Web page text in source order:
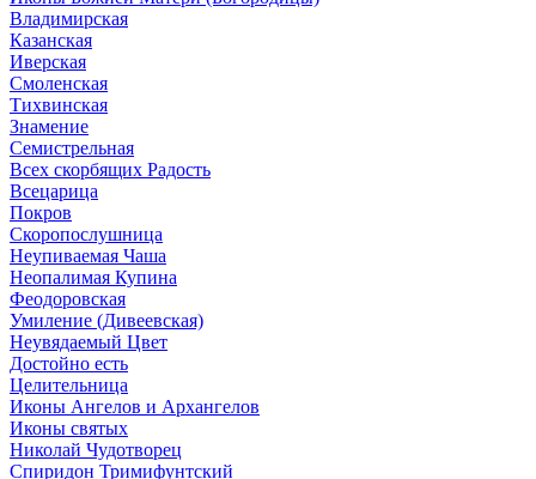
Владимирская
Казанская
Иверская
Смоленская
Тихвинская
Знамение
Семистрельная
Всех скорбящих Радость
Всецарица
Покров
Скоропослушница
Неупиваемая Чаша
Неопалимая Купина
Феодоровская
Умиление (Дивеевская)
Неувядаемый Цвет
Достойно есть
Целительница
Иконы Ангелов и Архангелов
Иконы святых
Николай Чудотворец
Спиридон Тримифунтский